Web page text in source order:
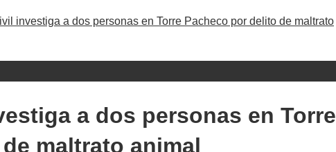
investiga a dos personas en Torre Pacheco por delito de maltrato
a dos personas en Torre
maltrato animal